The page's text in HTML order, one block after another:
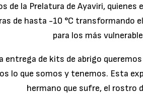
de la Prelatura de Ayaviri,
de hasta -10 °C transformando
para los más
entrega de kits de abrigo
lo que somos y tenemos. Esta
hermano que sufre, el rostro